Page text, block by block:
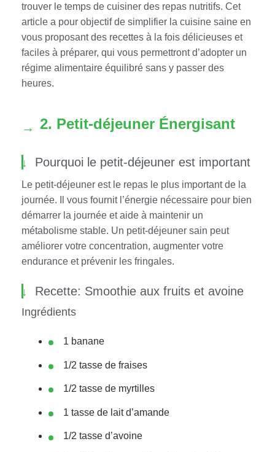
trouver le temps de cuisiner des repas nutritifs. Cet
article a pour objectif de simplifier la cuisine saine en
vous proposant des recettes à la fois délicieuses et
faciles à préparer, qui vous permettront d’adopter un
régime alimentaire équilibré sans y passer des
heures.
2. Petit-déjeuner Énergisant
Pourquoi le petit-déjeuner est important
Le petit-déjeuner est le repas le plus important de la
journée. Il vous fournit l’énergie nécessaire pour bien
démarrer la journée et aide à maintenir un
métabolisme stable. Un petit-déjeuner sain peut
améliorer votre concentration, augmenter votre
endurance et prévenir les fringales.
Recette: Smoothie aux fruits et avoine
Ingrédients
1 banane
1/2 tasse de fraises
1/2 tasse de myrtilles
1 tasse de lait d’amande
1/2 tasse d’avoine